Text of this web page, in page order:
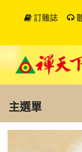
訂雜誌
主選單